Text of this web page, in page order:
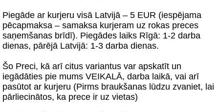
Piegāde ar kurjeru visā Latvijā – 5 EUR (iespējama
pēcapmaksa – samaksa kurjeram uz rokas preces
saņemšanas brīdī). Piegādes laiks Rīgā: 1-2 darba
dienas, pārējā Latvijā: 1-3 darba dienas.
Šo Preci, kā arī citus variantus var apskatīt un
iegādāties pie mums VEIKALĀ, darba laikā, vai arī
pasūtot ar kurjeru (Pirms braukšanas lūdzu zvaniet, lai
pārliecinātos, ka prece ir uz vietas)